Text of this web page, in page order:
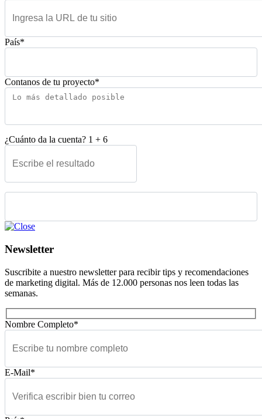
País*
Contanos de tu proyecto*
¿Cuánto da la cuenta? 1 + 6
Please leave this field empty.
Newsletter
Suscribite a nuestro newsletter para recibir tips y recomendaciones
de marketing digital. Más de 12.000 personas nos leen todas las
semanas.
Nombre Completo*
E-Mail*